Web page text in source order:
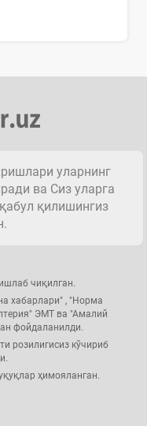
уларнинг
ва Сиз уларга
қилишингиз
чиқилган.
хабарлари" , "Норма
ЭМТ ва "Амалий
фойдаланилди.
розилигисиз кўчириб
ҳимояланган.